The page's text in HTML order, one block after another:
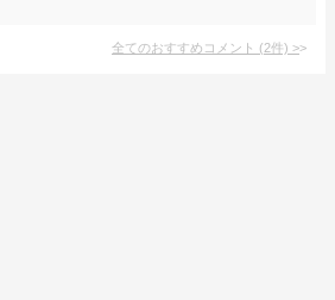
全てのおすすめコメント (2件) >